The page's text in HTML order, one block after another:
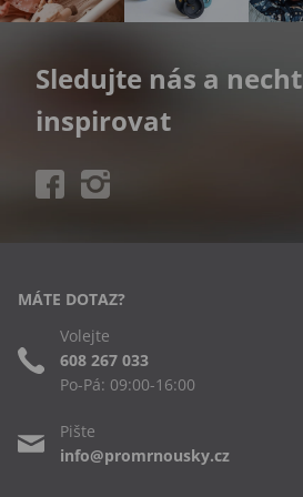
Sledujte nás a
inspirovat
MÁTE DOTAZ?
Volejte
608 267 033
Po-Pá: 09:00-16:00
Pište
info@promrnousky.cz